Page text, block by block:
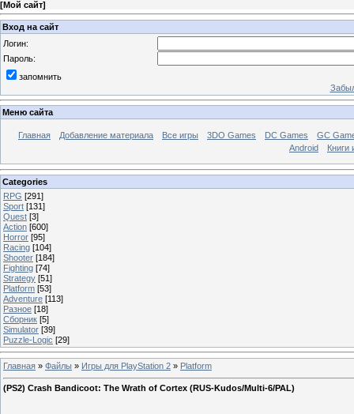
[Мой сайт]
Вход на сайт
Логин:
Пароль:
запомнить
Меню сайта
Главная Добавление материала Все игры 3DO Games DC Games
GC
Android
Книги
Categories
RPG [291]
Sport [131]
Quest [3]
Action [600]
Horror [95]
Racing [104]
Shooter [184]
Fighting [74]
Strategy [51]
Platform [53]
Adventure [113]
Разное [18]
Сборник [5]
Simulator [39]
Puzzle-Logic [29]
Главная » Файлы » Игры для PlayStation 2 » Platform
(PS2) Crash Bandicoot: The Wrath of Cortex (RUS-Kudos/Multi-6/PAL)